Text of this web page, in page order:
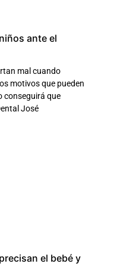
ante el
mal cuando
motivos que pueden
conseguirá que
José
el bebé y